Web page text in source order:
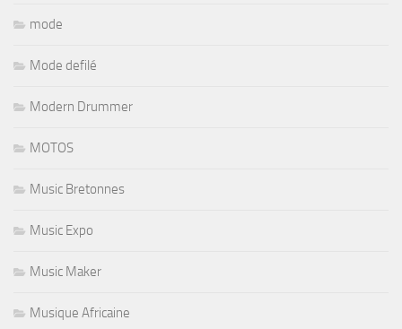
mode
Mode defilé
Modern Drummer
MOTOS
Music Bretonnes
Music Expo
Music Maker
Musique Africaine